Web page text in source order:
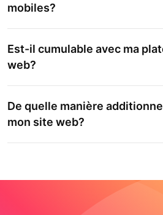
mobiles?
Est-il cumulable avec ma
web?
De quelle manière
mon site web?